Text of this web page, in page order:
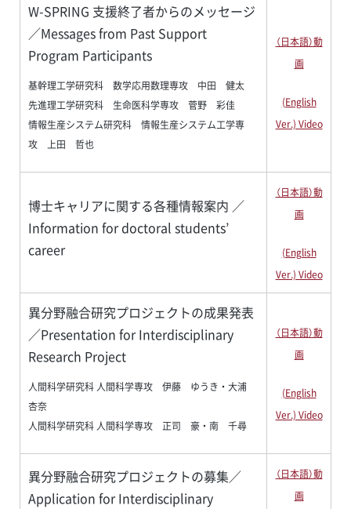
W-SPRING 支援終了者からのメッセージ
／Messages from Past Support
Program Participants
基幹理工学研究科 数学応用数理専攻 中田 健太
先進理工学研究科 生命医科学専攻 菅野 彩佳
情報生産システム研究科 情報生産システム工学専
攻 上田 哲也
（日本語）動
画
(English
Ver.) Video
博士キャリアに関する各種情報案内 ／
Information for doctoral students’
career
（日本語）動
画
(English
Ver.) Video
異分野融合研究プロジェクトの成果発表
／Presentation for Interdisciplinary
Research Project
人間科学研究科 人間科学専攻 伊藤 ゆうき・大浦
杏奈
人間科学研究科 人間科学専攻 正司 豪・南 千尋
（日本語）動
画
(English
Ver.) Video
異分野融合研究プロジェクトの募集／
Application for Interdisciplinary
（日本語）動
画